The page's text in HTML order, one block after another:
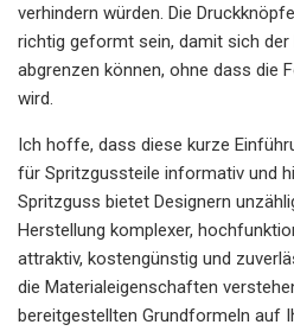
verhindern würden. Die
richtig geformt sein, damit sich der
abgrenzen können, ohne dass die
wird.
Ich hoffe, dass diese kurze
für Spritzgussteile informativ und
Spritzguss bietet Designern
Herstellung komplexer,
attraktiv, kostengünstig und
die Materialeigenschaften
bereitgestellten Grundformeln auf